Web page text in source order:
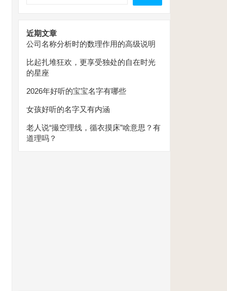
近期文章
公司名称分析时的数理作用的高级说明
比起扎堆狂欢，更享受独处的自在时光
的星座
2026年好听的宝宝名字有哪些
女孩好听的名字又有内涵
老人说“撮空理线，循衣摸床”啥意思？有
道理吗？